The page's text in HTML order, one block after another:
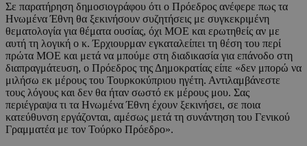
Σε παρατήρηση δημοσιογράφου ότι ο Πρόεδρος ανέφερε πως τα
Ηνωμένα Έθνη θα ξεκινήσουν συζητήσεις με συγκεκριμένη
θεματολογία για θέματα ουσίας, όχι ΜΟΕ και ερωτηθείς αν με
αυτή τη λογική ο κ. Έρχιουρμαν εγκαταλείπει τη θέση του περί
πρώτα ΜΟΕ και μετά να μπούμε στη διαδικασία για επάνοδο στη
διαπραγμάτευση, ο Πρόεδρος της Δημοκρατίας είπε «δεν μπορώ να
μιλήσω εκ μέρους του Τουρκοκύπριου ηγέτη. Αντιλαμβάνεστε
τους λόγους και δεν θα ήταν σωστό εκ μέρους μου. Σας
περιέγραψα τι τα Ηνωμένα Έθνη έχουν ξεκινήσει, σε ποια
κατεύθυνση εργάζονται, αμέσως μετά τη συνάντηση του Γενικού
Γραμματέα με τον Τούρκο Πρόεδρο».